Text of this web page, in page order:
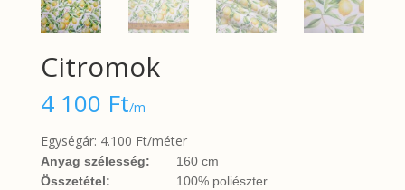
Citromok
4 100 Ft/m
Egységár: 4.100 Ft/méter
Anyag szélesség:
160 cm
Összetétel:
100% poliészter